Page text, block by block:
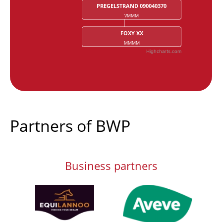
PREGELSTRAND 090040370
VMMM
FOXY XX
MMMM
Highcharts.com
Partners of BWP
Business partners
Afbeelding Afbeelding